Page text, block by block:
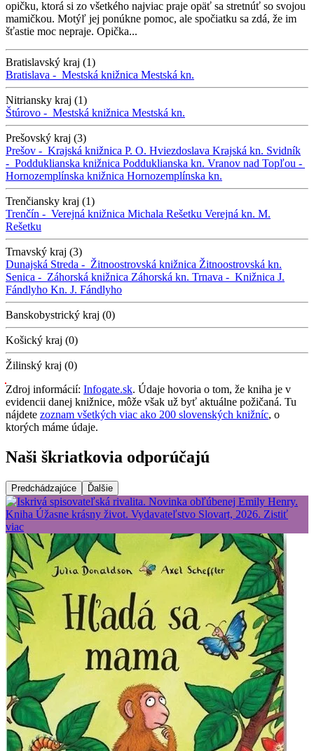
opičku, ktorá si zo všetkého najviac praje opäť sa stretnúť so svojou
mamičkou. Motýľ jej ponúkne pomoc, ale spočiatku sa zdá, že im
šťastie moc nepraje. Opička...
Bratislavský kraj (1)
Bratislava - Mestská knižnica Mestská kn.
Nitriansky kraj (1)
Štúrovo - Mestská knižnica Mestská kn.
Prešovský kraj (3)
Prešov - Krajská knižnica P. O. Hviezdoslava Krajská kn. Svidník
- Podduklianska knižnica Podduklianska kn. Vranov nad Topľou -
Hornozemplínska knižnica Hornozemplínska kn.
Trenčiansky kraj (1)
Trenčín - Verejná knižnica Michala Rešetku Verejná kn. M.
Rešetku
Trnavský kraj (3)
Dunajská Streda - Žitnoostrovská knižnica Žitnoostrovská kn.
Senica - Záhorská knižnica Záhorská kn. Trnava - Knižnica J.
Fándlyho Kn. J. Fándlyho
Banskobystrický kraj (0)
Košický kraj (0)
Žilinský kraj (0)
Zdroj informácií: Infogate.sk. Údaje hovoria o tom, že kniha je v
evidencii danej knižnice, môže však už byť aktuálne požičaná. Tu
nájdete zoznam všetkých viac ako 200 slovenských knižníc, o
ktorých máme údaje.
Naši škriatkovia odporúčajú
Predchádzajúce Ďalšie